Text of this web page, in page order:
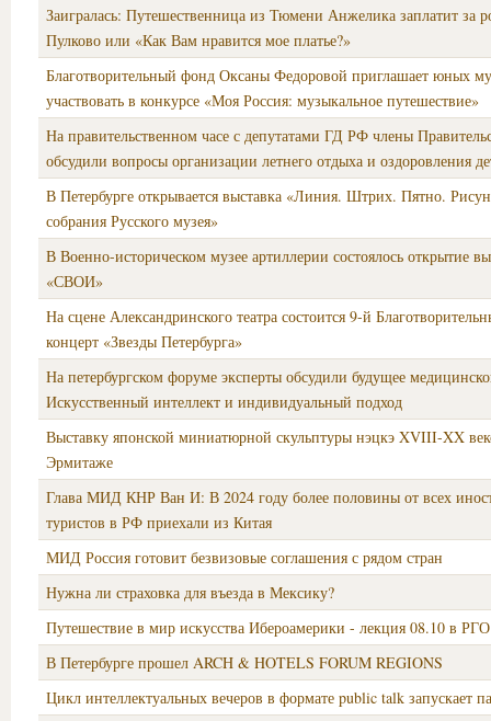
Заигралась: Путешественница из Тюмени Анжелика заплатит за
Пулково или «Как Вам нравится мое платье?»
Благотворительный фонд Оксаны Федоровой приглашает юных
участвовать в конкурсе «Моя Россия: музыкальное путешествие»
На правительственном часе с депутатами ГД РФ члены
обсудили вопросы организации летнего отдыха и оздоровления
В Петербурге открывается выставка «Линия. Штрих. Пятно.
собрания Русского музея»
В Военно-историческом музее артиллерии состоялось открытие
«СВОИ»
На сцене Александринского театра состоится 9-й
концерт «Звезды Петербурга»
На петербургском форуме эксперты обсудили будущее
Искусственный интеллект и индивидуальный подход
Выставку японской миниатюрной скульптуры нэцкэ XVIII-XX
Эрмитаже
Глава МИД КНР Ван И: В 2024 году более половины от всех
туристов в РФ приехали из Китая
МИД Россия готовит безвизовые соглашения с рядом стран
Нужна ли страховка для въезда в Мексику?
Путешествие в мир искусства Ибероамерики - лекция 08.10 в РГО
В Петербурге прошел ARCH & HOTELS FORUM REGIONS
Цикл интеллектуальных вечеров в формате public talk запускает